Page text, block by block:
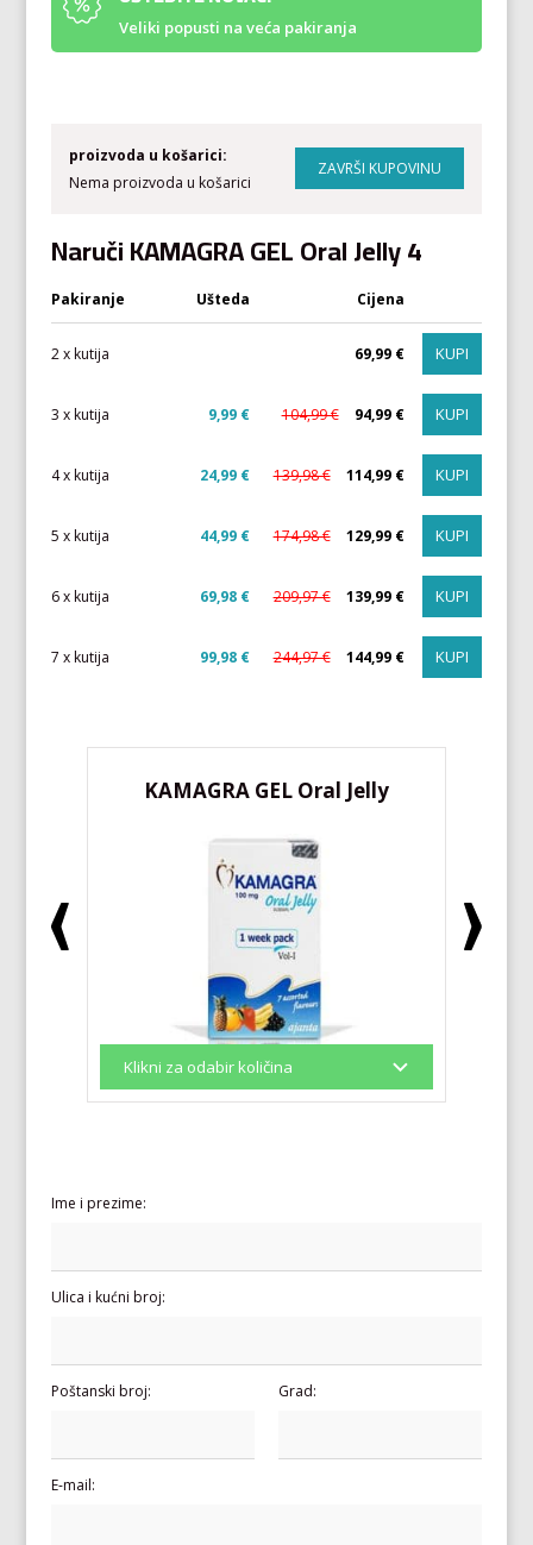
Veliki popusti na veća pakiranja
proizvoda u košarici:
Nema proizvoda u košarici
Naruči KAMAGRA GEL Oral Jelly 4
Pakiranje Ušteda Cijena
2 x kutija 69,99 € KUPI
3 x kutija 9,99 € 104,99 € 94,99 € KUPI
4 x kutija 24,99 € 139,98 € 114,99 € KUPI
5 x kutija 44,99 € 174,98 € 129,99 € KUPI
6 x kutija 69,98 € 209,97 € 139,99 € KUPI
7 x kutija 99,98 € 244,97 € 144,99 € KUPI
KAMAGRA GEL Oral Jelly
Ime i prezime:
Ulica i kućni broj:
Poštanski broj: Grad:
E-mail: